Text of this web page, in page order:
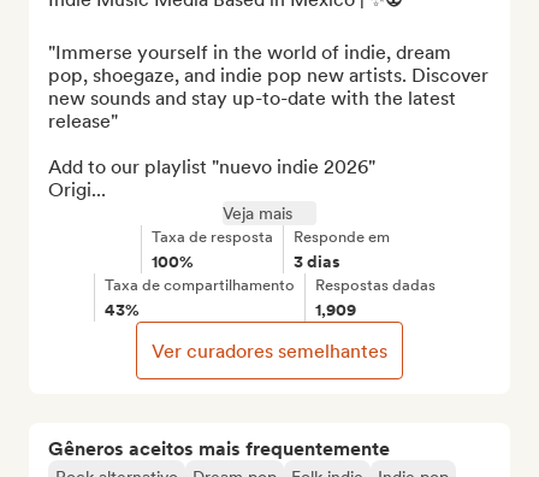
Gêneros aceitos mais frequentemente
"Immerse yourself in the world of indie, dream
pop, shoegaze, and indie pop new artists. Discover
new sounds and stay up-to-date with the latest
release"
Add to our playlist "nuevo indie 2026"
Origi...
Veja mais
Taxa de resposta
100%
Responde em
3 dias
Taxa de compartilhamento
43%
Respostas dadas
1,909
Ver curadores semelhantes